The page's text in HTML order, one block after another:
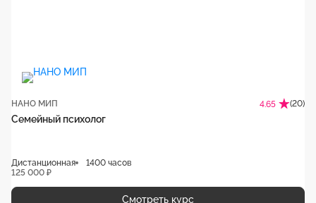
НАНО МИП 4.65 (20)
Семейный психолог
Дистанционная
1400 часов
125 000 ₽
Смотреть курс